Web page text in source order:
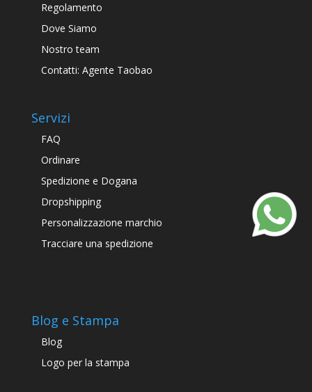
Regolamento
Dove Siamo
Nostro team
Contatti: Agente Taobao
Servizi
FAQ
Ordinare
Spedizione e Dogana
Dropshipping
Personalizzazione marchio
Tracciare una spedizione
Blog e Stampa
Blog
Logo per la stampa